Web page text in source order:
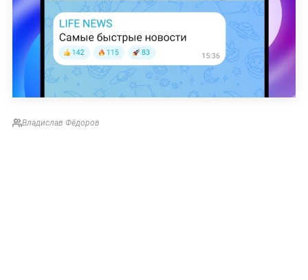
Владислав Фёдоров